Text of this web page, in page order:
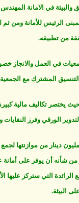
والبيئة في الامانة
الرئيس للأمانة ومن
من تطبيقه.
في العمل والانجاز
المشترك مع الجمعية
يختصر تكاليف مالية
الورقي وفرز النفايات
واشار ان الامانة تخصص سنويا نحو 60 مليون
الرائدة التي ستركز عليها
البيئة.